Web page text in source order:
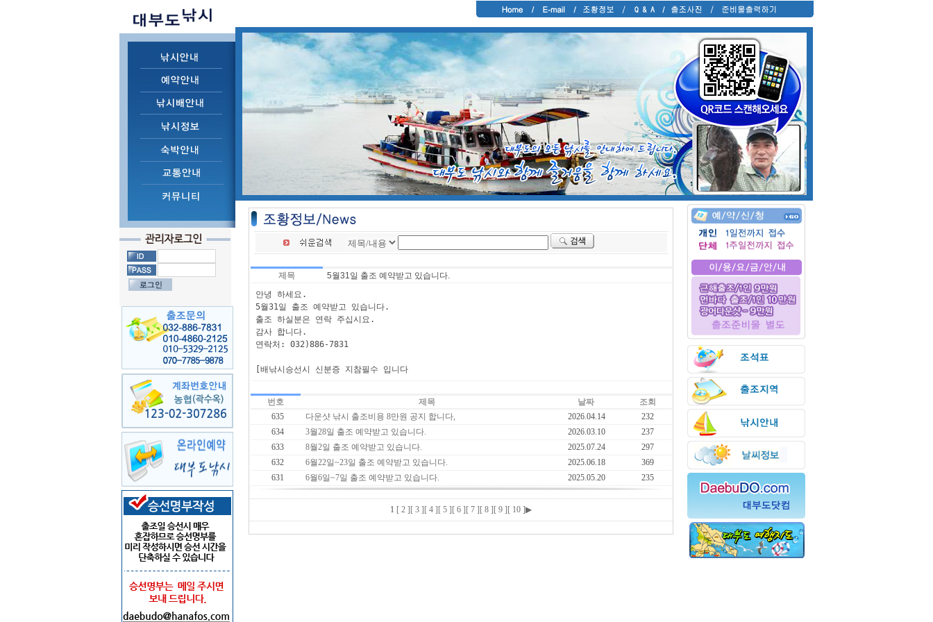
제목
5월31일 출조 예약받고 있습니다.
안녕 하세요.
5월31일 출조 예약받고 있습니다.
출조 하실분은 연락 주십시요.
감사 합니다.
연락처: 032)886-7831
[배낚시승선시 신분증 지참필수 입니다
번호 제목 날짜
조회
635
다운샷 낚시 출조비용 8만원 공지 합니다, 2026.04.14
232
634
3월28일 출조 예약받고 있습니다. 2026.03.10
237
633
8월2일 출조 예약받고 있습니다. 2025.07.24
297
632
6월22일~23일 출조 예약받고 있습니다. 2025.06.18
369
631
6월6일~7일 출조 예약받고 있습니다. 2025.05.20 235
1 [ 2 ] [ 3 ] [ 4 ] [ 5 ] [ 6 ] [ 7 ] [ 8 ] [ 9 ] [ 10 ]▶